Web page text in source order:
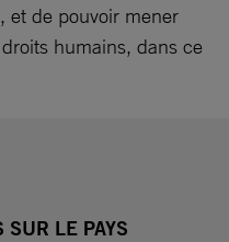
et de pouvoir mener
humains, dans ce
SUR LE PAYS